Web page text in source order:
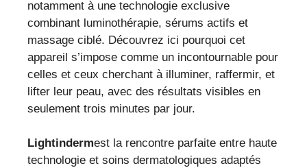
notamment à une technologie exclusive
combinant luminothérapie, sérums actifs et
massage ciblé. Découvrez ici pourquoi cet
appareil s’impose comme un incontournable pour
celles et ceux cherchant à illuminer, raffermir, et
lifter leur peau, avec des résultats visibles en
seulement trois minutes par jour.
Lightindermest la rencontre parfaite entre haute
technologie et soins dermatologiques adaptés